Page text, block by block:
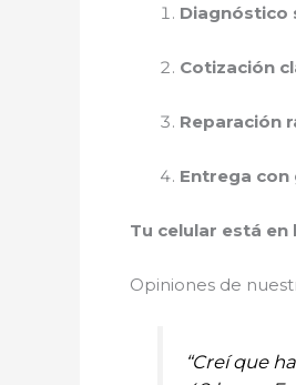
Diagnóstico
Cotización
Reparación
Entrega con
Tu celular está en
Opiniones de
“Creí que